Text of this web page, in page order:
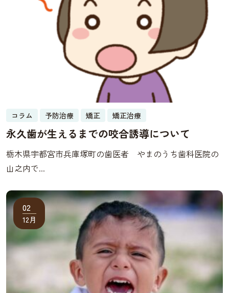
コラム 予防治療 矯正 矯正治療
永久歯が生えるまでの咬合誘導について
栃木県宇都宮市兵庫塚町の歯医者 やまのうち歯科医院の
山之内で...
02
12月